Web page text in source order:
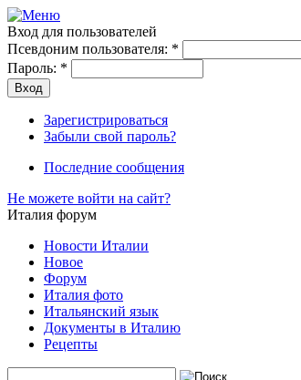
Вход для пользователей
Псевдоним пользователя: *
Пароль: *
Зарегистрироваться
Забыли свой пароль?
Последние сообщения
Не можете войти на сайт?
Италия форум
Новости Италии
Новое
Форум
Италия фото
Итальянский язык
Документы в Италию
Рецепты